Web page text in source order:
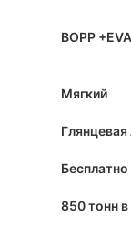
BOPP +EVA
Мягкий
850 тонн